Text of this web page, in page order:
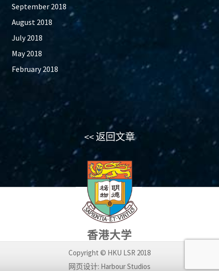
September 2018
August 2018
July 2018
May 2018
February 2018
<< 返回文章
香港大学
Copyright © HKU LSR 2018
网页设计: Harbour Studios